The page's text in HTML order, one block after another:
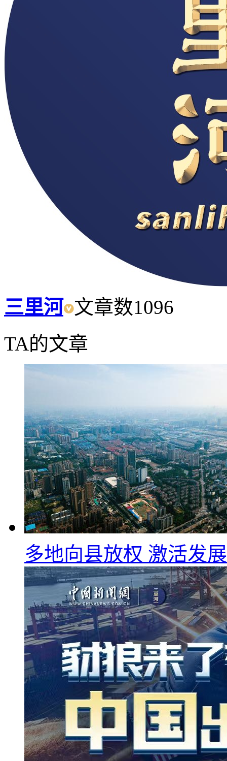
三里河 文章数1096
TA的文章
多地向县放权 激活发